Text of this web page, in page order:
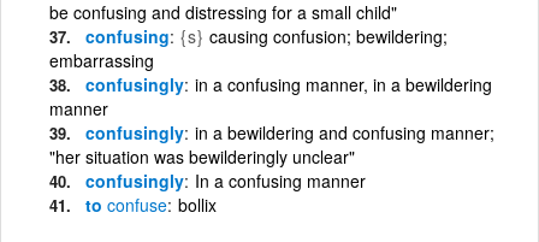
be confusing and distressing for a small child"
confusing {s} causing confusion; bewildering;
embarrassing
confusingly in a confusing manner, in a bewildering
manner
confusingly in a bewildering and confusing manner;
"her situation was bewilderingly unclear"
confusingly In a confusing manner
to confuse bollix